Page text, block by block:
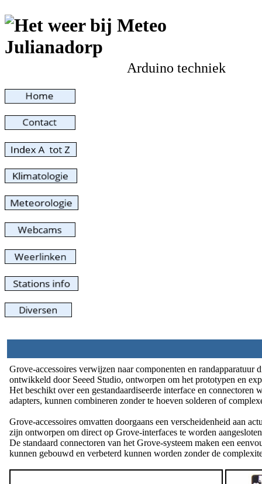
Arduino techniek
Grove-accessoires verwijzen naar componenten en
ontwikkeld door Seeed Studio, ontworpen om het prototypen en
Het beschikt over een gestandaardiseerde interface en
adapters, kunnen combineren zonder te hoeven solderen of
Grove-accessoires omvatten doorgaans een verscheidenheid aan
zijn ontworpen om direct op Grove-interfaces te worden
De standaard connectoren van het Grove-systeem maken een
kunnen gebouwd en verbeterd kunnen worden zonder de